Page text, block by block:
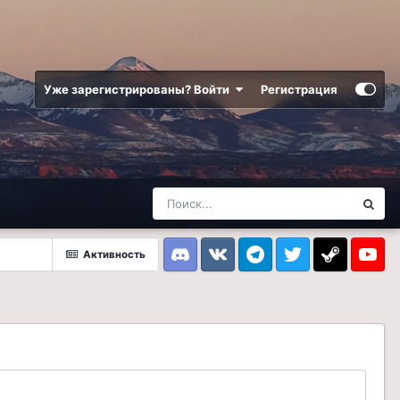
Уже зарегистрированы? Войти Регистрация
Активность
DiscordVK TelegramTwitter Steam